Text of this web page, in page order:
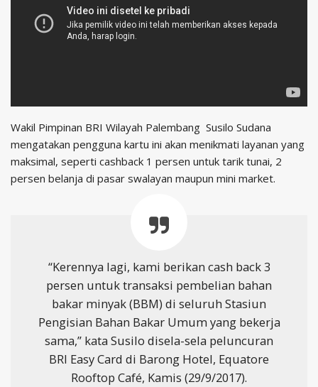
Wakil Pimpinan BRI Wilayah Palembang Susilo Sudana
mengatakan pengguna kartu ini akan menikmati layanan yang
maksimal, seperti cashback 1 persen untuk tarik tunai, 2
persen belanja di pasar swalayan maupun mini market.
“Kerennya lagi, kami berikan cash back 3
persen untuk transaksi pembelian bahan
bakar minyak (BBM) di seluruh Stasiun
Pengisian Bahan Bakar Umum yang bekerja
sama,” kata Susilo disela-sela peluncuran
BRI Easy Card di Barong Hotel, Equatore
Rooftop Café, Kamis (29/9/2017).